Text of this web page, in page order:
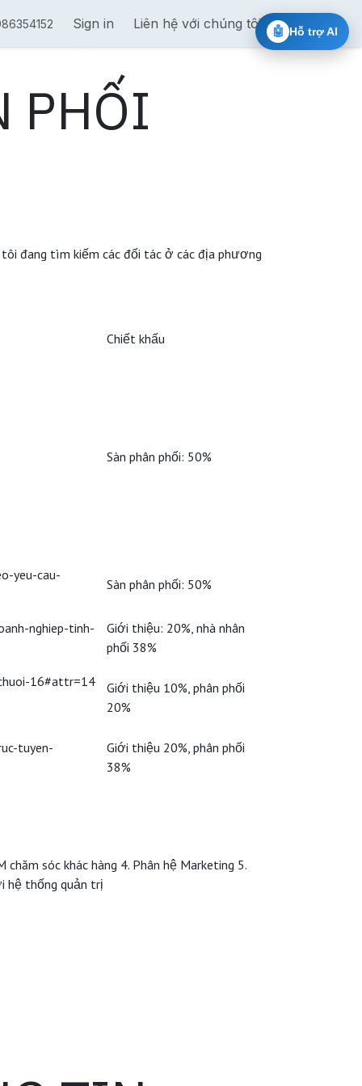
🤖 Hỗ trợ AI
trị theo chuỗi Đào tạo cấp chứng chỉ Nvidia Ai Chat
Sign in Liên hệ với chúng tôi
PHỐI
đang tìm kiếm các đối tác ở các địa phương
Chiết khấu
Sàn phân phối: 50%
yeu-cau-
Sàn phân phối: 50%
nghiep-tinh-
Giới thiệu: 20%, nhà nhân
phối 38%
16#attr=14
Giới thiệu 10%, phân phối
20%
tuyen-
Giới thiệu 20%, phân phối
38%
sóc khác hàng 4. Phân hệ Marketing 5.
hệ thống quản trị